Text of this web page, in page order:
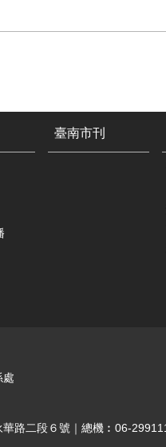
臺南市刊
處
路二段６號｜總機︰06-